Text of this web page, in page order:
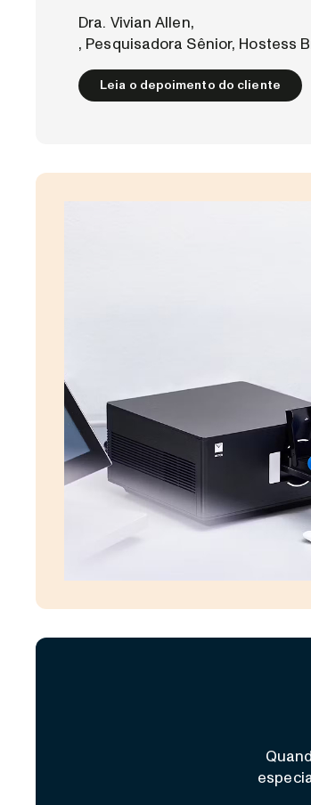
Dra. Vivian Allen,
, Pesquisadora Sênior, Hostess
Leia o depoimento do cliente